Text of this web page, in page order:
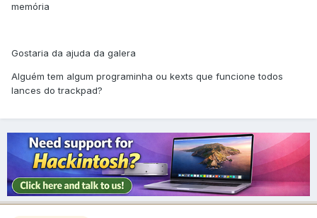
memória
Gostaria da ajuda da galera
Alguém tem algum programinha ou kexts que funcione todos
lances do trackpad?